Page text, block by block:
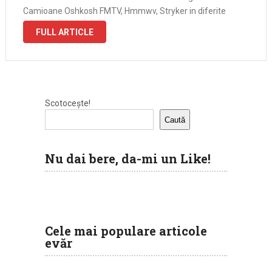
Camioane Oshkosh FMTV, Hmmwv, Stryker in diferite
configuratii, insa fara armamentul la vedere, doar
FULL ARTICLE
Scotocește!
Caută
Nu dai bere, da-mi un Like!
Cele mai populare articole
evăr